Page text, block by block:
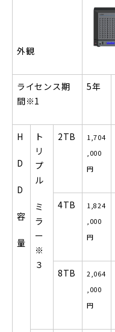
外観
ライセンス期
間※1
5年
H
D
D
容
量
ト
リ
プ
ル
ミ
ラ
ー
※
３
2TB
1,704
,000
円
4TB
1,824
,000
円
8TB
2,064
,000
円